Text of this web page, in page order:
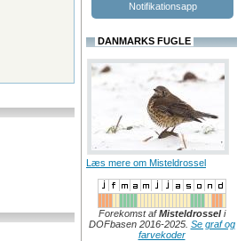
Notifikationsapp
DANMARKS FUGLE
Læs mere om Misteldrossel
Forekomst afMisteldrosseli
DOFbasen 2016-2025. Se graf og
farvekoder